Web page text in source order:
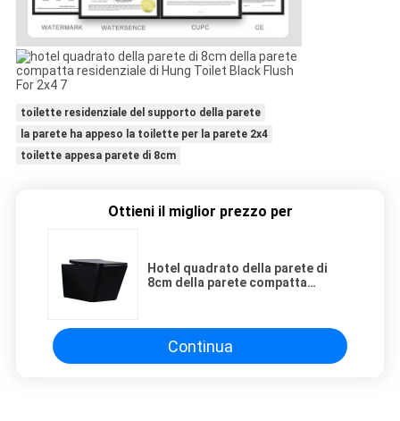
toilette residenziale del supporto della parete
la parete ha appeso la toilette per la parete 2x4
toilette appesa parete di 8cm
Ottieni il miglior prezzo per
Hotel quadrato della parete di
8cm della parete compatta
Continua